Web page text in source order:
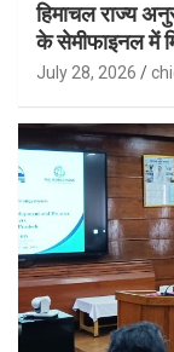
हिमाचल राज्य
के सेमीफाइनल में
July 28, 2026